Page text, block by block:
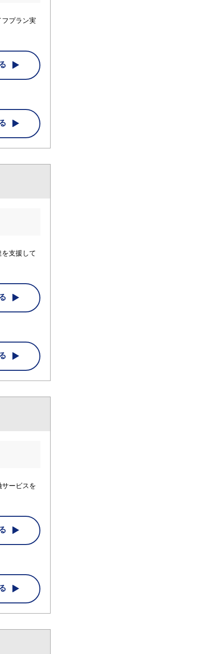
プラン実
支援して
ービスを